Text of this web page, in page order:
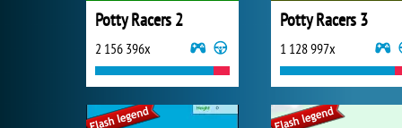
Potty Racers 2
2 156 396x
Potty Racers 3
1 128 997x